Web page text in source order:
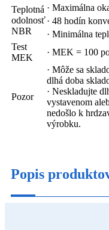
Teplotná
odolnosť
NBR
· Maximálna
· 48 hodín
· Minimálna
Test
MEK
· MEK = 100
Pozor
· Môže sa
dlhá doba
· Neskladujte
vystavenom
nedošlo k
výrobku.
Popis